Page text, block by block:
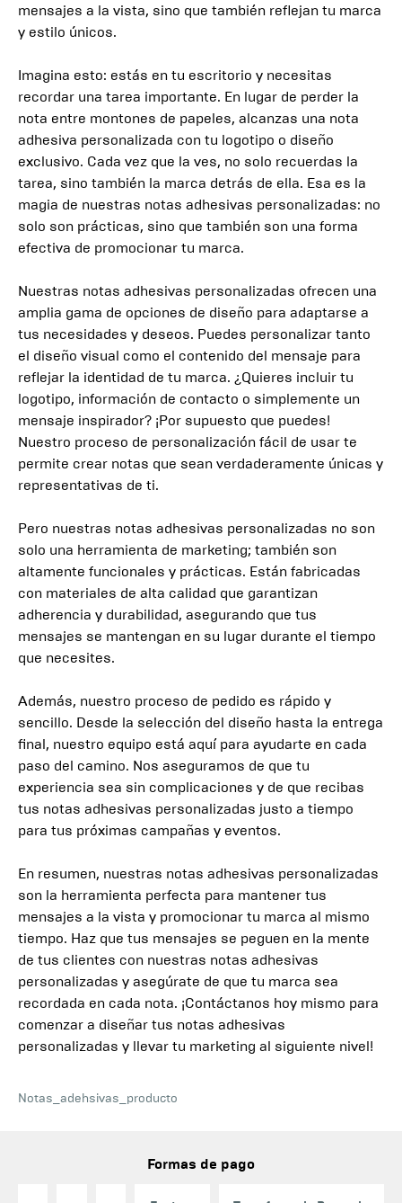
mensajes a la vista, sino que también reflejan tu marca
y estilo únicos.
Imagina esto: estás en tu escritorio y necesitas
recordar una tarea importante. En lugar de perder la
nota entre montones de papeles, alcanzas una nota
adhesiva personalizada con tu logotipo o diseño
exclusivo. Cada vez que la ves, no solo recuerdas la
tarea, sino también la marca detrás de ella. Esa es la
magia de nuestras notas adhesivas personalizadas: no
solo son prácticas, sino que también son una forma
efectiva de promocionar tu marca.
Nuestras notas adhesivas personalizadas ofrecen una
amplia gama de opciones de diseño para adaptarse a
tus necesidades y deseos. Puedes personalizar tanto
el diseño visual como el contenido del mensaje para
reflejar la identidad de tu marca. ¿Quieres incluir tu
logotipo, información de contacto o simplemente un
mensaje inspirador? ¡Por supuesto que puedes!
Nuestro proceso de personalización fácil de usar te
permite crear notas que sean verdaderamente únicas y
representativas de ti.
Pero nuestras notas adhesivas personalizadas no son
solo una herramienta de marketing; también son
altamente funcionales y prácticas. Están fabricadas
con materiales de alta calidad que garantizan
adherencia y durabilidad, asegurando que tus
mensajes se mantengan en su lugar durante el tiempo
que necesites.
Además, nuestro proceso de pedido es rápido y
sencillo. Desde la selección del diseño hasta la entrega
final, nuestro equipo está aquí para ayudarte en cada
paso del camino. Nos aseguramos de que tu
experiencia sea sin complicaciones y de que recibas
tus notas adhesivas personalizadas justo a tiempo
para tus próximas campañas y eventos.
En resumen, nuestras notas adhesivas personalizadas
son la herramienta perfecta para mantener tus
mensajes a la vista y promocionar tu marca al mismo
tiempo. Haz que tus mensajes se peguen en la mente
de tus clientes con nuestras notas adhesivas
personalizadas y asegúrate de que tu marca sea
recordada en cada nota. ¡Contáctanos hoy mismo para
comenzar a diseñar tus notas adhesivas
personalizadas y llevar tu marketing al siguiente nivel!
Notas_adehsivas_producto
Formas de pago